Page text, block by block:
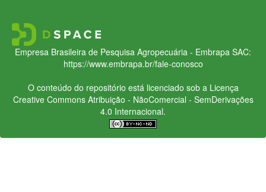
Empresa Brasileira de Pesquisa Agropecuária - Embrapa SAC:
https://www.embrapa.br/fale-conosco
O conteúdo do repositório está licenciado sob a Licença
Creative CommonsAtribuição - NãoComercial - SemDerivações
4.0 Internacional.